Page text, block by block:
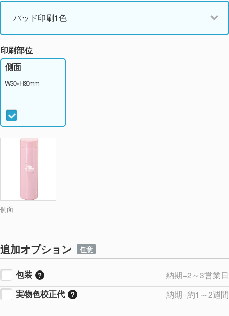
パッド印刷1色
印刷部位
側面
側面
W30×H30mm
追加オプション 任意
包装
納期+2～3営業日
実物色校正代
納期+約1～2週間